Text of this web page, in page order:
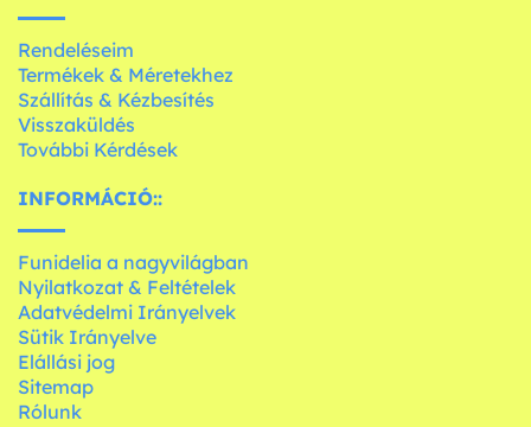
Rendeléseim
Termékek & Méretekhez
Szállítás & Kézbesítés
Visszaküldés
További Kérdések
INFORMÁCIÓ::
Funidelia a nagyvilágban
Nyilatkozat & Feltételek
Adatvédelmi Irányelvek
Sütik Irányelve
Elállási jog
Sitemap
Rólunk